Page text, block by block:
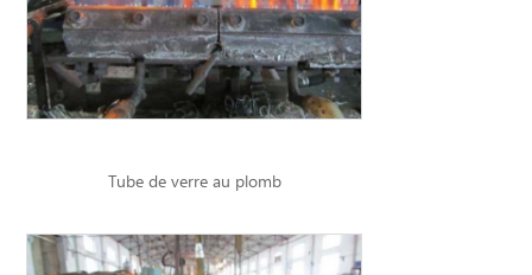
Tube de verre au plomb